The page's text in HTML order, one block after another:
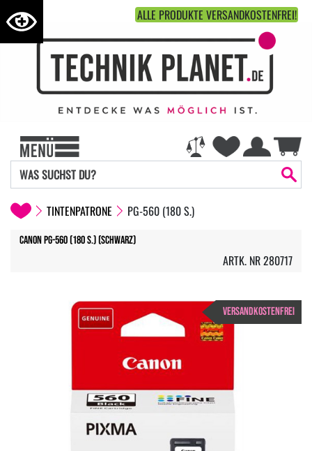
ALLE PRODUKTE VERSANDKOSTENFREI!
TINTENPATRONE PG-560 (180 S.)
Canon PG-560 (180 S.) (Schwarz)
ARTK. NR 280717
VERSANDKOSTENFREI